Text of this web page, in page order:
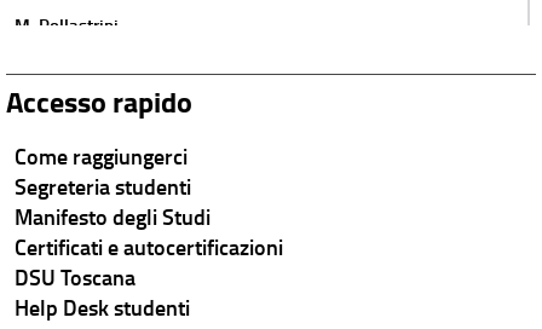
M. Pollastrini
italiane
Accesso rapido
Come raggiungerci
Segreteria studenti
Manifesto degli Studi
Certificati e autocertificazioni
DSU Toscana
Help Desk studenti